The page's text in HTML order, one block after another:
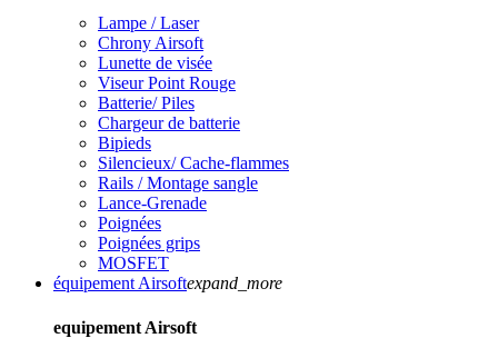
Lampe / Laser
Chrony Airsoft
Lunette de visée
Viseur Point Rouge
Batterie/ Piles
Chargeur de batterie
Bipieds
Silencieux/ Cache-flammes
Rails / Montage sangle
Lance-Grenade
Poignées
Poignées grips
MOSFET
équipement Airsoftexpand_more
equipement Airsoft